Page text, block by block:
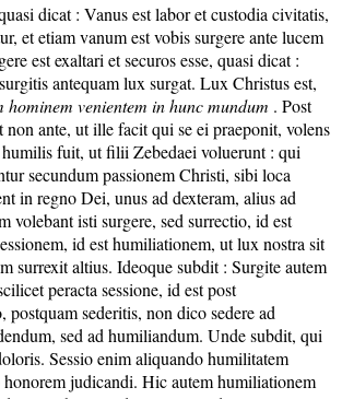
dicat : Vanus est labor et custodia civitatis,
et etiam vanum est vobis surgere ante lucem
est exaltari et securos esse, quasi dicat :
antequam lux surgat. Lux Christus est,
venientem in hunc mundum . Post
non ante, ut ille facit qui se ei praeponit, volens
fuit, ut filii Zebedaei voluerunt : qui
secundum passionem Christi, sibi loca
in regno Dei, unus ad dexteram, alius ad
volebant isti surgere, sed surrectio, id est
id est humiliationem, ut lux nostra sit
surrexit altius. Ideoque subdit : Surgite autem
peracta sessione, id est post
sederitis, non dico sedere ad
sed ad humiliandum. Unde subdit, qui
Sessio enim aliquando humilitatem
judicandi. Hic autem humiliationem